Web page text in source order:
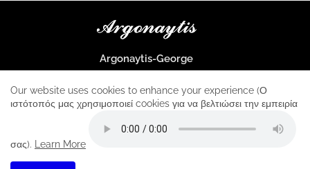
Argonaytis-George
μοναδικός σταθμός για κάθε iphone
Home
Our website uses cookies to enhance your experience (Ο
ιστότοπός μας χρησιμοποιεί cookies για να βελτιώσει την εμπειρία
σας). Learn More